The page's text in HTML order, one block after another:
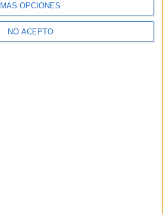
MÁS OPCIONES
NO ACEPTO